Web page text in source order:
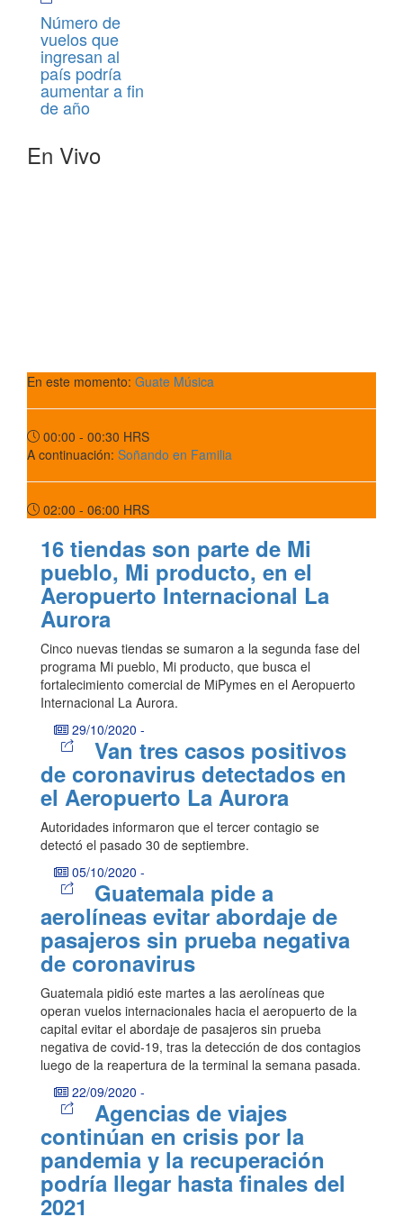
Número de
vuelos que
ingresan al
país podría
aumentar a fin
de año
En Vivo
En este momento: Guate Música
00:00 - 00:30 HRS
A continuación: Soñando en Familia
02:00 - 06:00 HRS
16 tiendas son parte de Mi
pueblo, Mi producto, en el
Aeropuerto Internacional La
Aurora
Cinco nuevas tiendas se sumaron a la segunda fase del
programa Mi pueblo, Mi producto, que busca el
fortalecimiento comercial de MiPymes en el Aeropuerto
Internacional La Aurora.
29/10/2020 -
Van tres casos positivos
de coronavirus detectados en
el Aeropuerto La Aurora
Autoridades informaron que el tercer contagio se
detectó el pasado 30 de septiembre.
05/10/2020 -
Guatemala pide a
aerolíneas evitar abordaje de
pasajeros sin prueba negativa
de coronavirus
Guatemala pidió este martes a las aerolíneas que
operan vuelos internacionales hacia el aeropuerto de la
capital evitar el abordaje de pasajeros sin prueba
negativa de covid-19, tras la detección de dos contagios
luego de la reapertura de la terminal la semana pasada.
22/09/2020 -
Agencias de viajes
continúan en crisis por la
pandemia y la recuperación
podría llegar hasta finales del
2021